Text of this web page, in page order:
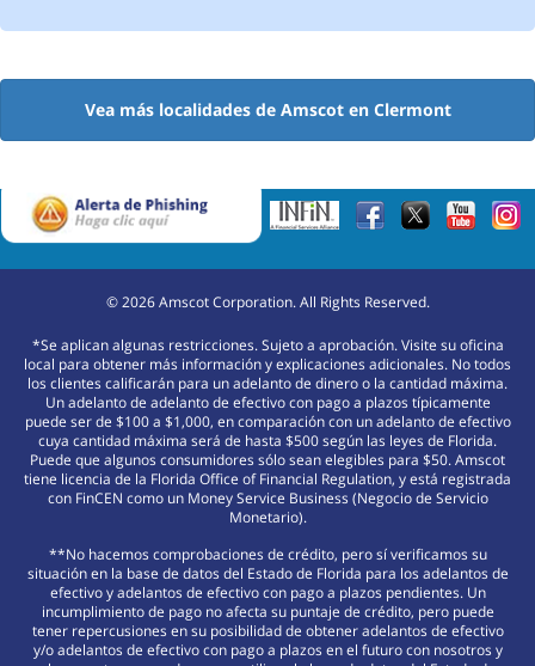
Vea más localidades de Amscot en Clermont
©2026Amscot Corporation. All Rights Reserved.
*Se aplican algunas restricciones. Sujeto a aprobación. Visite su oficina
local para obtener más información y explicaciones adicionales. No todos
los clientes calificarán para un adelanto de dinero o la cantidad máxima.
Un adelanto de adelanto de efectivo con pago a plazos típicamente
puede ser de $100 a $1,000, en comparación con un adelanto de efectivo
cuya cantidad máxima será de hasta $500 según las leyes de Florida.
Puede que algunos consumidores sólo sean elegibles para $50. Amscot
tiene licencia de la Florida Office of Financial Regulation, y está registrada
con FinCEN como un Money Service Business (Negocio de Servicio
Monetario).
**No hacemos comprobaciones de crédito, pero sí verificamos su
situación en la base de datos del Estado de Florida para los adelantos de
efectivo y adelantos de efectivo con pago a plazos pendientes. Un
incumplimiento de pago no afecta su puntaje de crédito, pero puede
tener repercusiones en su posibilidad de obtener adelantos de efectivo
y/o adelantos de efectivo con pago a plazos en el futuro con nosotros y